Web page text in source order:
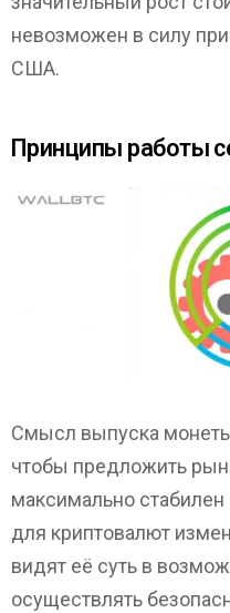
невозможен в силу
США.
Принципы работы
Смысл выпуска
чтобы предложить
максимально
для криптовалют
видят её суть в
осуществлять